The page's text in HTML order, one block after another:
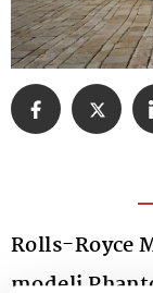
Rolls-Royce
modeli